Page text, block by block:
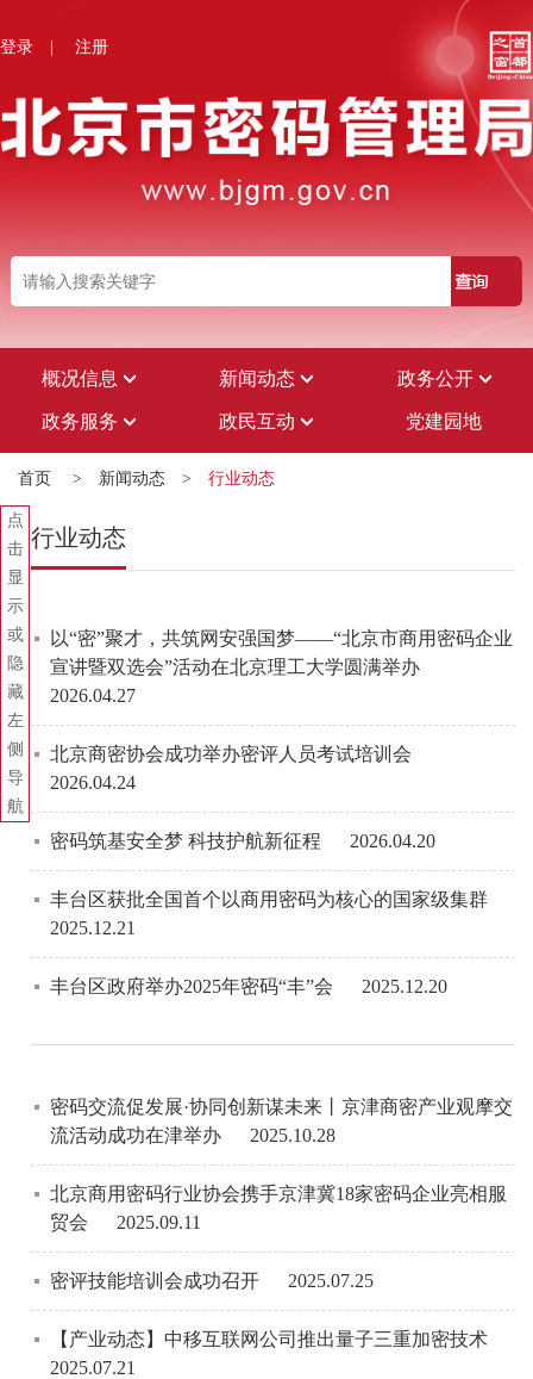
登录 注册
概况信息 新闻动态 政务公开
政务服务 政民互动 党建园地
首页 > 新闻动态 > 行业动态
点
击
显
示
或
隐
藏
左
侧
导
航
行业动态
以“密”聚才，共筑网安强国梦——“北京市商用密码企业
宣讲暨双选会”活动在北京理工大学圆满举办
2026.04.27
北京商密协会成功举办密评人员考试培训会
2026.04.24
密码筑基安全梦 科技护航新征程 2026.04.20
丰台区获批全国首个以商用密码为核心的国家级集群
2025.12.21
丰台区政府举办2025年密码“丰”会 2025.12.20
密码交流促发展·协同创新谋未来丨京津商密产业观摩交
流活动成功在津举办
2025.10.28
北京商用密码行业协会携手京津冀18家密码企业亮相服
贸会
2025.09.11
密评技能培训会成功召开 2025.07.25
【产业动态】中移互联网公司推出量子三重加密技术
2025.07.21